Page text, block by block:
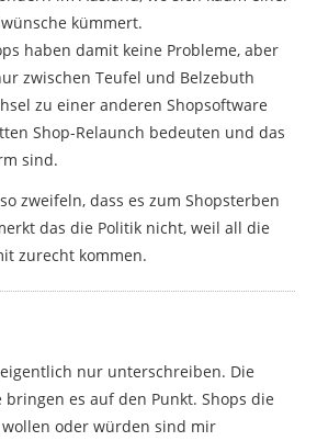
kümmert.
haben damit keine Probleme, aber
zwischen Teufel und Belzebuth
zu einer anderen Shopsoftware
Shop-Relaunch bedeuten und das
sind.
zweifeln, dass es zum Shopsterben
das die Politik nicht, weil all die
zurecht kommen.
nur unterschreiben. Die
es auf den Punkt. Shops die
oder würden sind mir